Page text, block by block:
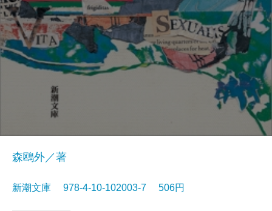
森鴎外／著
新潮文庫 978-4-10-102003-7 506円